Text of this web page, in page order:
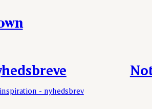
- nyhedsbrev